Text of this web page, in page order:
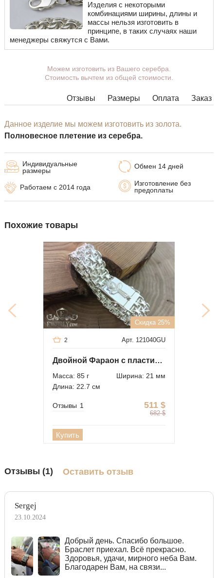
Изделия с некоторыми
комбинациями ширины, длины и
массы нельзя изготовить в
принципе, в таких случаях наши
менеджеры свяжутся с Вами.
Можем изготовить из Вашего серебра.
Стоимость вычтем из общей стоимости.
Отзывы Заказ
Оплата
Размеры
Данное изделие мы можем изготовить из золота.
Полновесное плетение из серебра.
Обмен 14 дней
Изготовление без
предоплаты
Индивидуальные
размеры
Работаем с 2014 года
Похожие товары
Скидка 25%
Арт. 121040GU
2
Двойной Фараон с пластинами из серебра
Масса: 85 г
Ширина: 21 мм
Длина: 22.7 см
511 $
682 $
Отзывы 1
Купить
Отзывы (1) Оставить отзыв
Sergej
23.10.2024
Добрый день. Спасибо большое.
Браслет приехал. Всё прекрасно.
Здоровья, удачи, мирного неба Вам.
Благодарен Вам, на связи...